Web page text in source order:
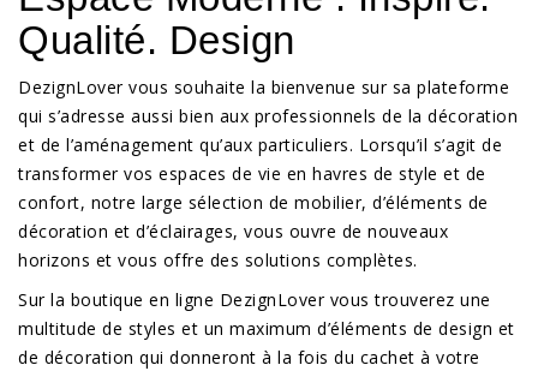
Qualité. Design
DezignLover vous souhaite la bienvenue sur sa plateforme
qui s’adresse aussi bien aux professionnels de la décoration
et de l’aménagement qu’aux particuliers. Lorsqu’il s’agit de
transformer vos espaces de vie en havres de style et de
confort, notre large sélection de mobilier, d’éléments de
décoration et d’éclairages, vous ouvre de nouveaux
horizons et vous offre des solutions complètes.
Sur la boutique en ligne DezignLover vous trouverez une
multitude de styles et un maximum d’éléments de design et
de décoration qui donneront à la fois du cachet à votre